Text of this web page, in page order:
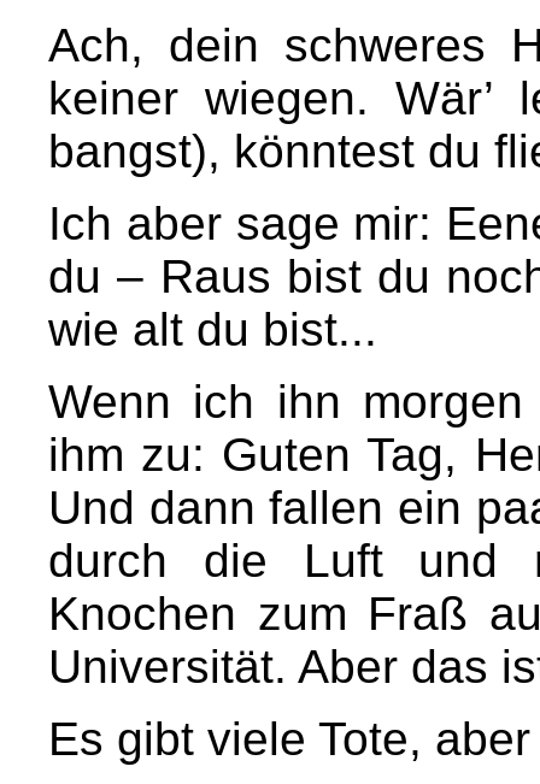
Ach, dein schweres
keiner wiegen.
bangst), könntest du
Ich aber sage mir:
du – Raus bist du
wie alt du bist...
Wenn ich ihn
ihm zu: Guten Tag,
Und dann fallen ein
durch die Luft und
Knochen zum Fraß
Universität. Aber das
Es gibt viele Tote,